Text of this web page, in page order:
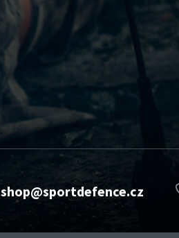
shop@sportdefence.cz